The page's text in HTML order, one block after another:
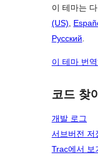
이 테마는
(US)
Русский
이 테마 번
코드 찾
개발 로그
서브버전 저
Trac에서 보